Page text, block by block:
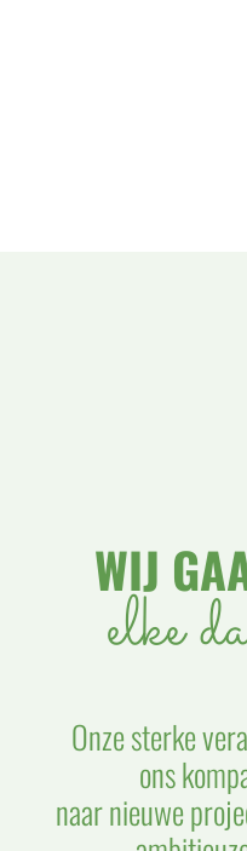
WIJ
elke
Onze sterke
ons
naar nieuwe